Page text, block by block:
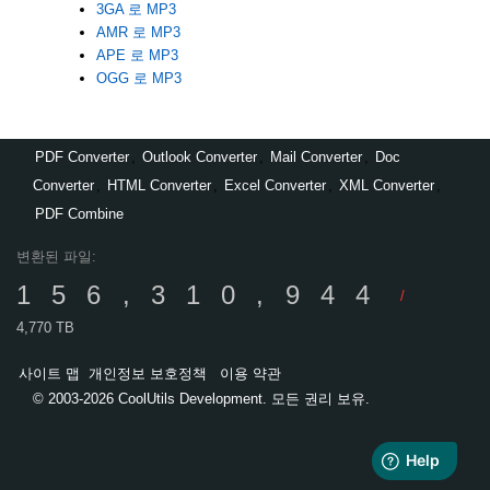
3GA 로 MP3
AMR 로 MP3
APE 로 MP3
OGG 로 MP3
PDF Converter , Outlook Converter , Mail Converter ,
Doc
Converter , HTML Converter , Excel Converter , XML Converter ,
PDF Combine
변환된 파일:
156,310,944
/
4,770 TB
사이트 맵 개인정보 보호정책
이용 약관
© 2003-2026 CoolUtils Development. 모든 권리 보유.